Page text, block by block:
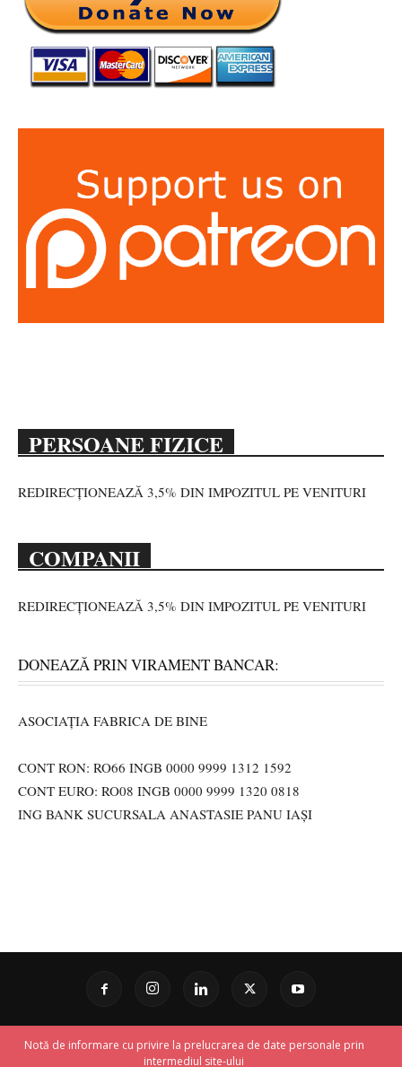
PERSOANE FIZICE
REDIRECȚIONEAZĂ 3,5% DIN IMPOZITUL PE VENITURI
COMPANII
REDIRECȚIONEAZĂ 3,5% DIN IMPOZITUL PE VENITURI
DONEAZĂ PRIN VIRAMENT BANCAR:
ASOCIAȚIA FABRICA DE BINE
CONT RON: RO66 INGB 0000 9999 1312 1592
CONT EURO: RO08 INGB 0000 9999 1320 0818
ING BANK SUCURSALA ANASTASIE PANU IAȘI
Notă de informare cu privire la prelucrarea de date personale prin
intermediul site-ului